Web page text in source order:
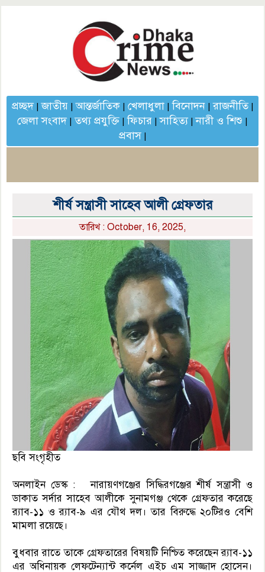
প্রচ্ছদ|জাতীয়|আন্তর্জাতিক| খেলাধুলা|বিনোদন|রাজনীতি|
জেলা সংবাদ|তথ্য প্রযুক্তি |ফিচার |সাহিত্য|নারী ও শিশু |
প্রবাস|
শীর্ষ সন্ত্রাসী সাহেব আলী গ্রেফতার
তারিখ : October, 16, 2025,
ছবি সংগৃহীত
অনলাইন ডেস্ক : নারায়ণগঞ্জের সিদ্ধিরগঞ্জের শীর্ষ সন্ত্রাসী ও
ডাকাত সর্দার সাহেব আলীকে সুনামগঞ্জ থেকে গ্রেফতার করেছে
র‍্যাব-১১ ও র‍্যাব-৯ এর যৌথ দল। তার বিরুদ্ধে ২০টিরও বেশি
মামলা রয়েছে।
বুধবার রাতে তাকে গ্রেফতারের বিষয়টি নিশ্চিত করেছেন র‍্যাব-১১
এর অধিনায়ক লেফটেন্যান্ট কর্নেল এইচ এম সাজ্জাদ হোসেন।